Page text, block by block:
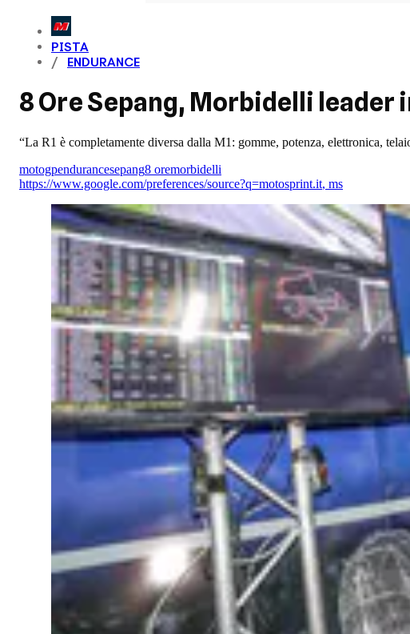
PISTA
ENDURANCE
8 Ore Sepang, Morbidelli leader
“La R1 è completamente diversa dalla M1: gomme, potenza, elettronica,
motogpendurancesepang8 oremorbidelli
https://www.google.com/preferences/source?q=motosprint.it, ms